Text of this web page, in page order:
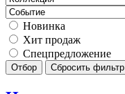
Новинка
Хит продаж
Спецпредложение
Отбор Сбросить фильтр